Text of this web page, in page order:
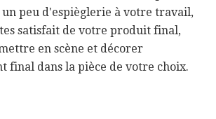
un peu d'espièglerie à votre travail,
satisfait de votre produit final,
en scène et décorer
final dans la pièce de votre choix.